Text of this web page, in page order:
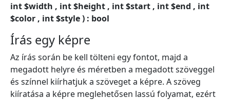
int $width , int $height , int $start , int $end , int
$color , int $style ) : bool
Írás egy képre
Az írás során be kell tölteni egy fontot, majd a
megadott helyre és méretben a megadott szöveggel
és színnel kiírhatjuk a szöveget a képre. A szöveg
kiíratása a képre meglehetősen lassú folyamat, ezért